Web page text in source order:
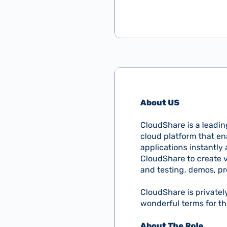
About US
CloudShare is a
cloud platform that
applications instantly
CloudShare to create
and testing, demos,
CloudShare is
wonderful terms for